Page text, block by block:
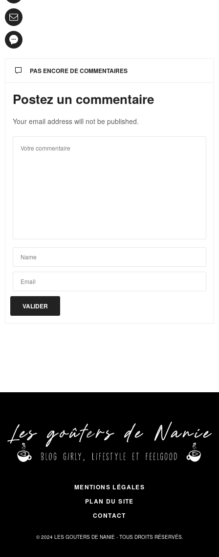
PAS ENCORE DE COMMENTAIRES
Postez un commentaire
Your email address will not be published.
MENTIONS LÉGALES
PLAN DU SITE
CONTACT
© 2024 LES GOUTERS DE NANIE - TOUS DROITS RÉSERVÉS.